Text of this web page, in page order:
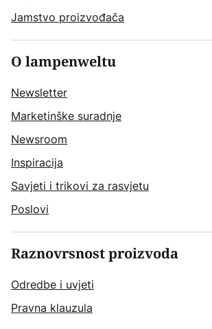
Jamstvo proizvođača
O lampenweltu
Newsletter
Marketinške suradnje
Newsroom
Inspiracija
Savjeti i trikovi za rasvjetu
Poslovi
Raznovrsnost proizvoda
Odredbe i uvjeti
Pravna klauzula